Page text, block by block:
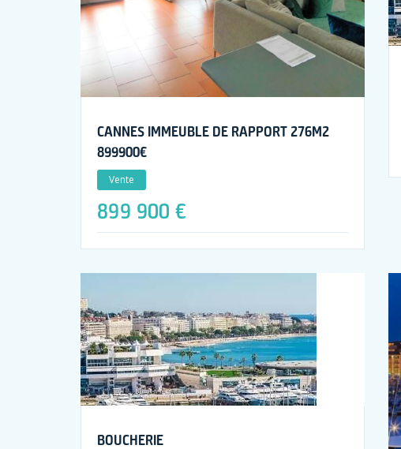
CANNES IMMEUBLE DE RAPPORT 276M2
899900€
Vente
899 900 €
BOUCHERIE